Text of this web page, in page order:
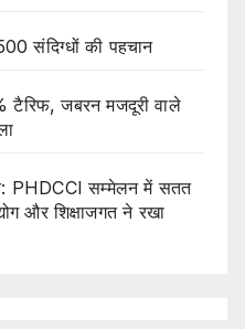
संदिग्धों की पहचान
टैरिफ, जबरन मजदूरी वाले
PHDCCI सम्मेलन में सतत
और शिक्षाजगत ने रखा